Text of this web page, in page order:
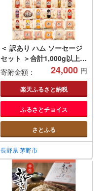
＜ 訳あり ハム ソーセージ
セット ＞合計1,000g以上 5
種類5パック入り
【1415725】
寄附金額： 24,000 円
楽天ふるさと納税
ふるさとチョイス
さとふる
長野県 茅野市